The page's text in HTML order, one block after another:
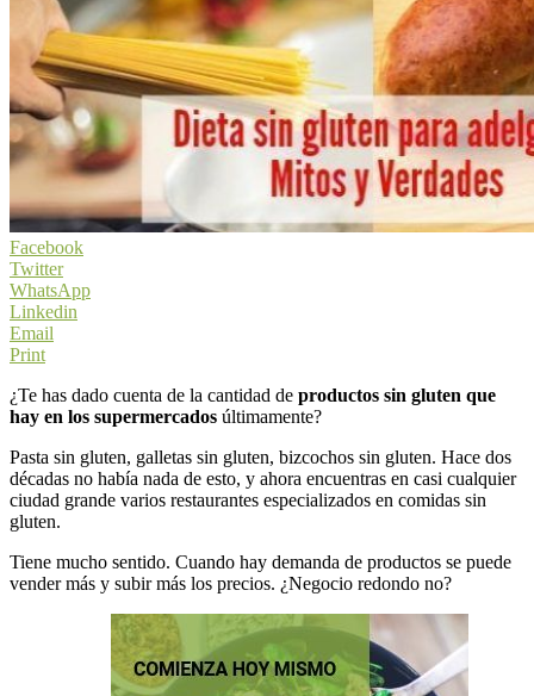
Facebook
Twitter
WhatsApp
Linkedin
Email
Print
¿Te has dado cuenta de la cantidad de productos sin gluten que
hay en los supermercados últimamente?
Pasta sin gluten, galletas sin gluten, bizcochos sin gluten. Hace dos
décadas no había nada de esto, y ahora encuentras en casi cualquier
ciudad grande varios restaurantes especializados en comidas sin
gluten.
Tiene mucho sentido. Cuando hay demanda de productos se puede
vender más y subir más los precios. ¿Negocio redondo no?